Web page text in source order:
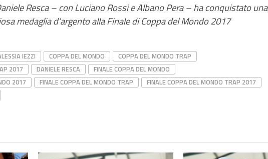
Resca – con Luciano Rossi e Albano Pera – ha conquistato una
medaglia d’argento alla Finale di Coppa del Mondo 2017
IEZZI COPPA DEL MONDO
COPPA DEL MONDO TRAP
2017
DANIELE RESCA
FINALE COPPA DEL MONDO
2017
FINALE COPPA DEL MONDO TRAP
FINALE COPPA DEL MONDO TRAP 2017